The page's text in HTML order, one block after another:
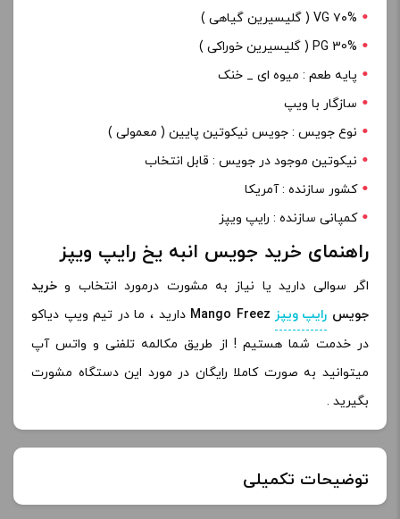
۷۰% VG ( گلیسیرین گیاهی )
PG 30% ( گلیسیرین خوراکی )
پایه طعم : میوه ای _ خنک
سازگار با ویپ
نوع جویس : جویس نیکوتین پایین ( معمولی )
نیکوتین موجود در جویس : قابل انتخاب
کشور سازنده : آمریکا
کمپانی سازنده : رایپ ویپز
راهنمای خرید جویس انبه یخ رایپ ویپز
اگر سوالی دارید یا نیاز به مشورت درمورد انتخاب و خرید
جویس رایپ ویپز
دارید ، ما در تیم ویپ دیاکو
در خدمت شما هستیم ! از طریق مکالمه تلفنی و واتس آپ
میتوانید به صورت کاملا رایگان در مورد این دستگاه مشورت
بگیرید .
توضیحات تکمیلی